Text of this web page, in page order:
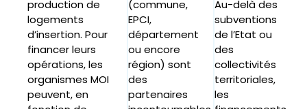
production de
logements
d’insertion. Pour
financer leurs
opérations, les
organismes MOI
peuvent, en
(commune,
EPCI,
département
ou encore
région) sont
des
partenaires
Au-delà des
subventions
de l’Etat ou
des
collectivités
territoriales,
les